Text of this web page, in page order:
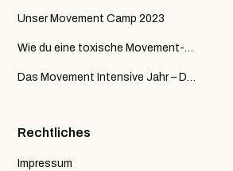
Unser Movement Camp 2023
Wie du eine toxische Movement-Community erkennst
Das Movement Intensive Jahr – Deine Reise von Kraft zu Flow
Rechtliches
Impressum